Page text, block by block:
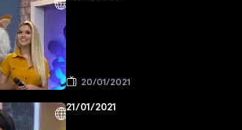
20/01/2021
21/01/2021